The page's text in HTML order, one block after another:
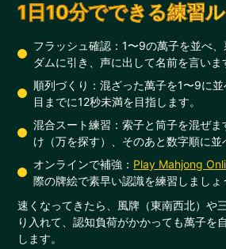
1日10分でできる練習
フラッシュ確認：1〜9の萬子を並べ
ダムに引き、声に出して名前を言いま
順列づくり：混ざった萬子を1〜9に
目までに12秒未満を目指します。
混合スート練習：索子と筒子を混ぜ
け（万を探す）、そのあと数字順に並
オンラインで補強： Play Mahjong
際の牌絵で素早い認識を練習しましょ
速くなってきたら、風牌（東南西北）や
り入れて、認知負荷がかかっても萬子を
します。